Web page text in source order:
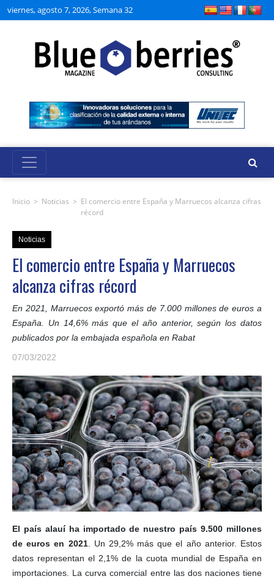
viernes, agosto 7, 2026, Semana 32
Inicio > Noticias > El comercio entre España y Marruecos alcanza cifras
récord
Noticias
El comercio entre España y Marruecos
alcanza cifras récord
En 2021, Marruecos exportó más de 7.000 millones de euros a
España. Un 14,6% más que el año anterior, según los datos
publicados por la embajada española en Rabat
07/03/2022
El país alauí ha importado de nuestro país 9.500 millones
de euros en 2021. Un 29,2% más que el año anterior. Estos
datos representan el 2,1% de la cuota mundial de España en
importaciones. La curva comercial entre las dos naciones tiene